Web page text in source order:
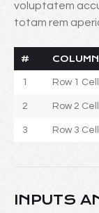
voluptatem
totam rem
#
1 Row 1 Cell
2 Row 2 Cell
3 Row 3 Cell
INPUTS